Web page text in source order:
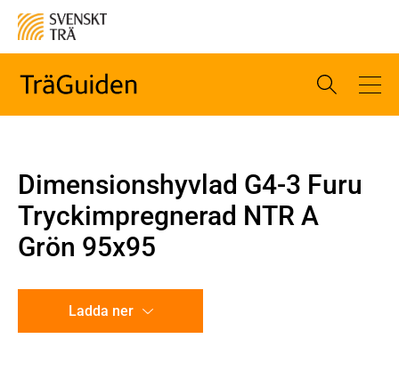
Dimensionshyvlad G4-3 Furu
Tryckimpregnerad NTR A
Grön 95x95
Ladda ner